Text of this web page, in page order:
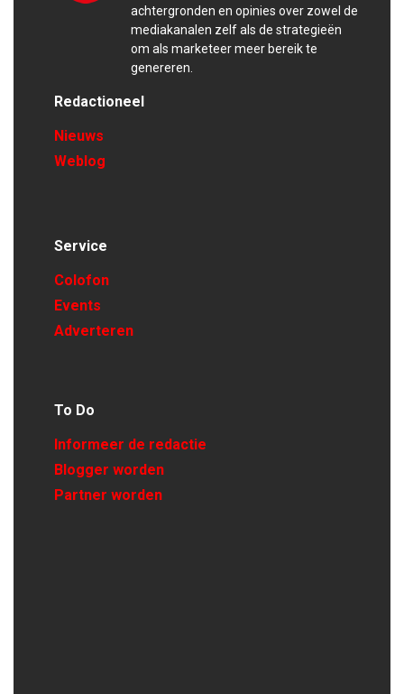
achtergronden en opinies over zowel de
mediakanalen zelf als de strategieën
om als marketeer meer bereik te
genereren.
Redactioneel
Nieuws
Weblog
Service
Colofon
Events
Adverteren
To Do
Informeer de redactie
Blogger worden
Partner worden